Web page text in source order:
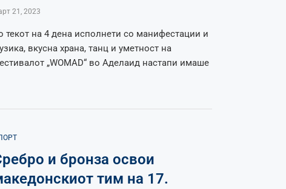
21, 2023
текот на 4 дена исполнети со манифестации и
вкусна храна, танц и уметност на
„WOMAD“ во Аделаид настапи имаше
и бронза освои
тим на 17.